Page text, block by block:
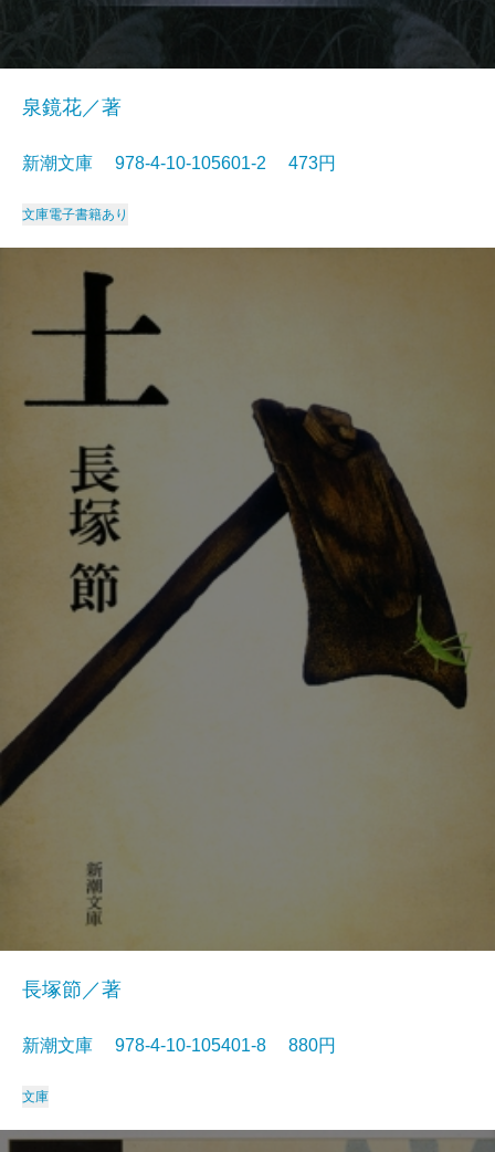
泉鏡花／著
新潮文庫 978-4-10-105601-2 473円
文庫電子書籍あり
長塚節／著
新潮文庫 978-4-10-105401-8 880円
文庫